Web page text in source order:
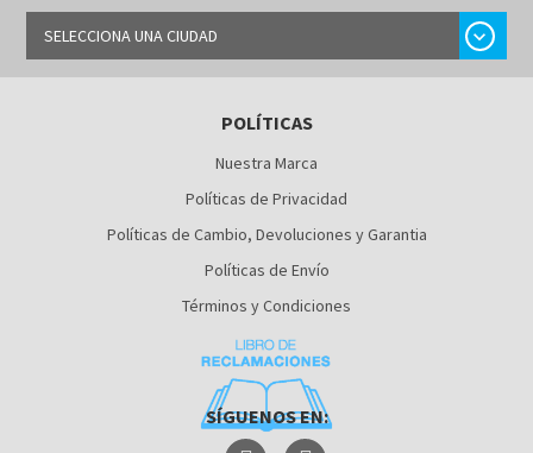
SELECCIONA UNA CIUDAD chevron_right
LIMA
POLÍTICAS
Nuestra Marca
Políticas de Privacidad
Políticas de Cambio, Devoluciones y Garantia
Políticas de Envío
Términos y Condiciones
SÍGUENOS EN: